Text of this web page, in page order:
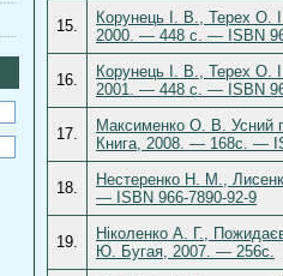
15.
Корунець І. В., Терех О.
2000. — 448 с. — ISBN
16.
Корунець І. В., Терех О.
2001. — 448 с. — ISBN
17.
Максименко О. В. Усний
Книга, 2008. — 168с. —
18.
Нестеренко Н. М.,
— ISBN 966-7890-92-9
19.
Ніколенко А. Г.,
Ю. Бугая, 2007. — 256с.